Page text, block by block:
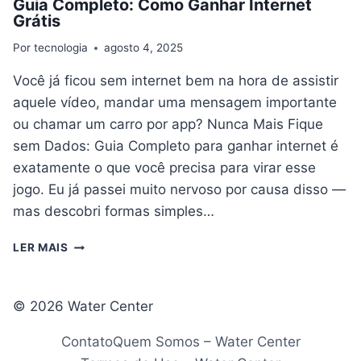
Guia Completo: Como Ganhar Internet
Grátis
Por tecnologia agosto 4, 2025
Você já ficou sem internet bem na hora de assistir
aquele vídeo, mandar uma mensagem importante
ou chamar um carro por app? Nunca Mais Fique
sem Dados: Guia Completo para ganhar internet é
exatamente o que você precisa para virar esse
jogo. Eu já passei muito nervoso por causa disso —
mas descobri formas simples…
LER MAIS GUIA
INTERNET
© 2026 Water Center
ContatoQuem Somos – Water Center